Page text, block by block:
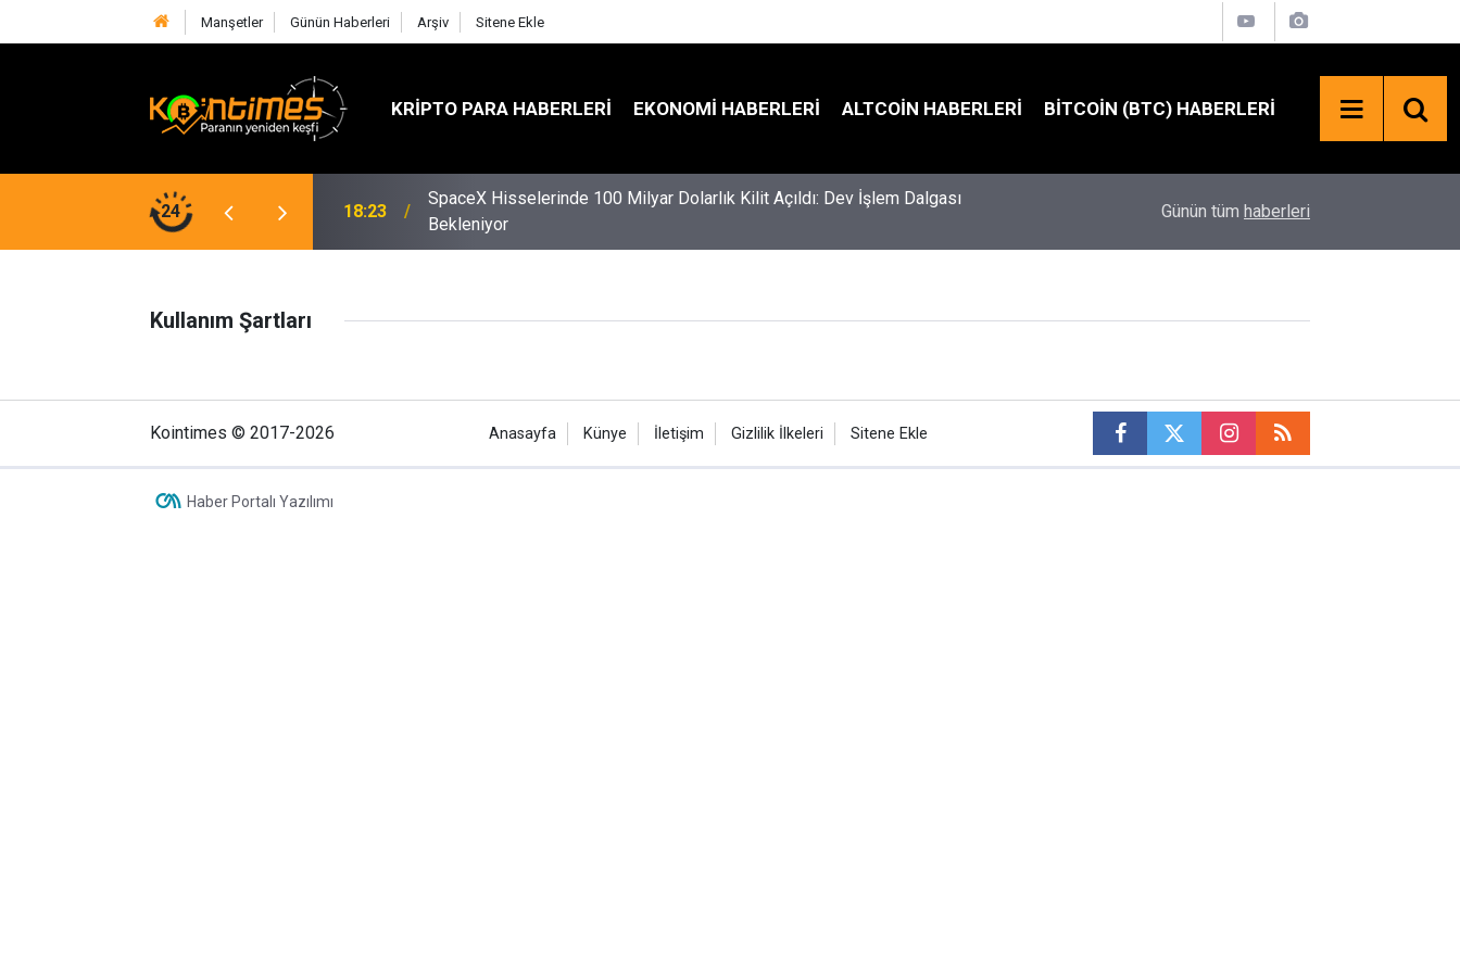
Manşetler Günün Haberleri Arşiv Sitene Ekle
KRIPTO PARA HABERLERI EKONOMI HABERLERI ALTCOIN HABERLERI BITCOIN (BTC) HABERLERI
24
Eylül'de Faiz Artışı Masada 18:23
SpaceX Hisselerinde 100 Milyar Dolarlık Kilit Açıldı: Dev İşlem Dalgası
Bekleniyor
ABD'li Senatörlerden TRUMP Coin İçin SEC
Günün tüm haberleri
Kullanım Şartları
Kointimes © 2017-2026 Anasayfa Künye İletişim Gizlilik İlkeleri Sitene Ekle
Haber Portalı Yazılımı